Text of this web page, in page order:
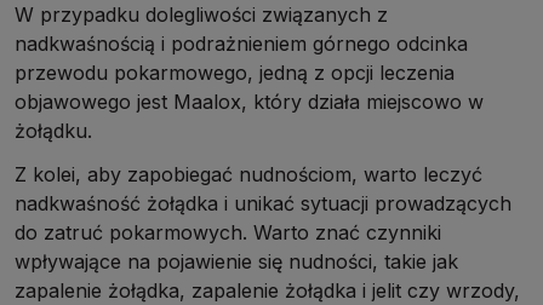
W przypadku dolegliwości związanych z
nadkwaśnością i podrażnieniem górnego odcinka
przewodu pokarmowego, jedną z opcji leczenia
objawowego jest Maalox, który działa miejscowo w
żołądku.
Z kolei, aby zapobiegać nudnościom, warto leczyć
nadkwaśność żołądka i unikać sytuacji prowadzących
do zatruć pokarmowych. Warto znać czynniki
wpływające na pojawienie się nudności, takie jak
zapalenie żołądka, zapalenie żołądka i jelit czy wrzody,